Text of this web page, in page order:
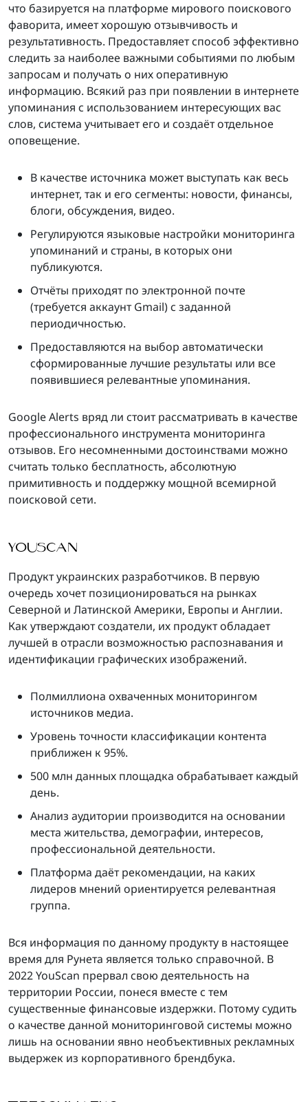
что базируется на платформе мирового поискового
фаворита, имеет хорошую отзывчивость и
результативность. Предоставляет способ эффективно
следить за наиболее важными событиями по любым
запросам и получать о них оперативную
информацию. Всякий раз при появлении в интернете
упоминания с использованием интересующих вас
слов, система учитывает его и создаёт отдельное
оповещение.
В качестве источника может выступать как весь
интернет, так и его сегменты: новости, финансы,
блоги, обсуждения, видео.
Регулируются языковые настройки мониторинга
упоминаний и страны, в которых они
публикуются.
Отчёты приходят по электронной почте
(требуется аккаунт Gmail) с заданной
периодичностью.
Предоставляются на выбор автоматически
сформированные лучшие результаты или все
появившиеся релевантные упоминания.
Google Alerts вряд ли стоит рассматривать в качестве
профессионального инструмента мониторинга
отзывов. Его несомненными достоинствами можно
считать только бесплатность, абсолютную
примитивность и поддержку мощной всемирной
поисковой сети.
YOUSCAN
Продукт украинских разработчиков. В первую
очередь хочет позиционироваться на рынках
Северной и Латинской Америки, Европы и Англии.
Как утверждают создатели, их продукт обладает
лучшей в отрасли возможностью распознавания и
идентификации графических изображений.
Полмиллиона охваченных мониторингом
источников медиа.
Уровень точности классификации контента
приближен к 95%.
500 млн данных площадка обрабатывает каждый
день.
Анализ аудитории производится на основании
места жительства, демографии, интересов,
профессиональной деятельности.
Платформа даёт рекомендации, на каких
лидеров мнений ориентируется релевантная
группа.
Вся информация по данному продукту в настоящее
время для Рунета является только справочной. В
2022 YouScan прервал свою деятельность на
территории России, понеся вместе с тем
существенные финансовые издержки. Потому судить
о качестве данной мониторинговой системы можно
лишь на основании явно необъективных рекламных
выдержек из корпоративного брендбука.